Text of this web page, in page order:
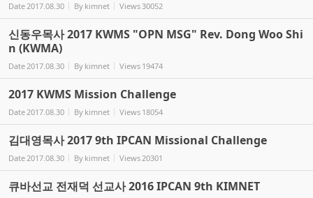
Date2017.08.30 By kimnet Views30052
신동우목사 2017 KWMS "OPN MSG" Rev. Dong Woo Shi
n (KWMA)
Date2017.08.30 By kimnet Views 19474
2017 KWMS Mission Challenge
Date2017.08.30 By kimnet Views 18054
김대영목사 2017 9th IPCAN Missional Challenge
Date2017.08.30 By kimnet Views20301
큐바선교 전재덕 선교사 2016 IPCAN 9th KIMNET